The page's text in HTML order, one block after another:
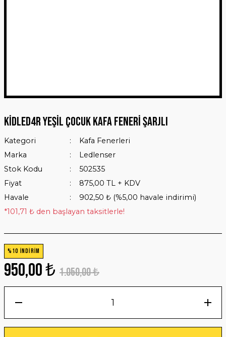
Kidled4R Yeşil Çocuk Kafa Feneri Şarjlı
Kategori
Kafa Fenerleri
Marka
Ledlenser
Stok Kodu
502535
Fiyat
875,00 TL + KDV
Havale
902,50 ₺ (%5,00 havale indirimi)
*101,71 ₺ den başlayan taksitlerle!
%10 İNDİRİM
950,00 ₺ 1.050,00 ₺